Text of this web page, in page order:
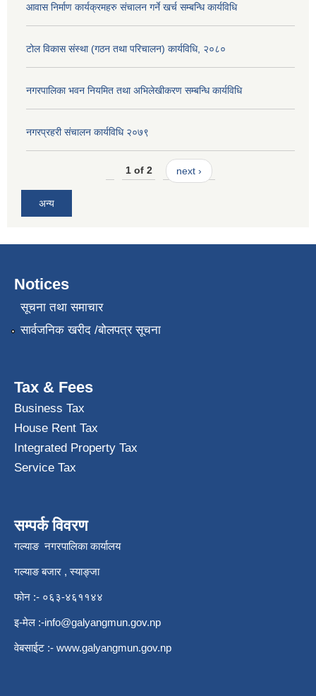
आवास निर्माण कार्यक्रमहरु संचालन गर्ने खर्च सम्बन्धि कार्यविधि
टोल विकास संस्था (गठन तथा परिचालन) कार्यविधि, २०८०
नगरपालिका भवन नियमित तथा अभिलेखीकरण सम्बन्धि कार्यविधि
नगरप्रहरी संचालन कार्यविधि २०७९
1 of 2 next ›
अन्य
Notices
सूचना तथा समाचार
सार्वजनिक खरीद /बोलपत्र सूचना
Tax & Fees
Business Tax
House Rent Tax
Integrated Property Tax
Service Tax
सम्पर्क विवरण
गल्याङ नगरपालिका कार्यालय
गल्याङ बजार , स्याङ्जा
फोन :- ०६३-४६११४४
इ-मेल :-info@galyangmun.gov.np
वेबसाईट :- www.galyangmun.gov.np